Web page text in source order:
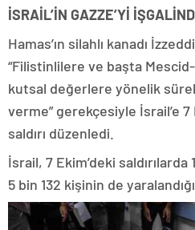
İSRAİL’İN GAZZE’Yİ
Hamas’ın silahlı kanadı
“Filistinlilere ve başta
kutsal değerlere yönelik
verme” gerekçesiyle İsrail’e 7
saldırı düzenledi.
İsrail, 7 Ekim’deki
5 bin 132 kişinin de